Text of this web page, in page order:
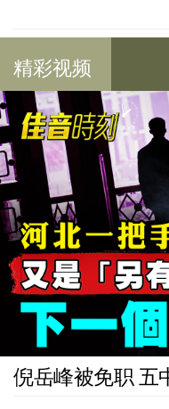
精彩视频
倪岳峰被免职 五